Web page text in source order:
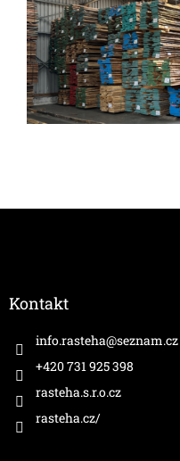
Kontakt
info.rasteha@seznam.cz
+420 731 925 398
rasteha.s.r.o.cz
rasteha.cz/